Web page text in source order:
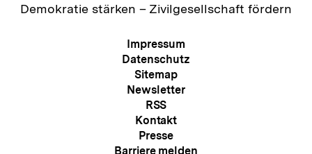
Zur
Demokratie stärken – Zivilgesellschaft fördern
Meta-
Navigation
Impressum
Datenschutz
Sitemap
Newsletter
RSS
Kontakt
Presse
Barriere melden